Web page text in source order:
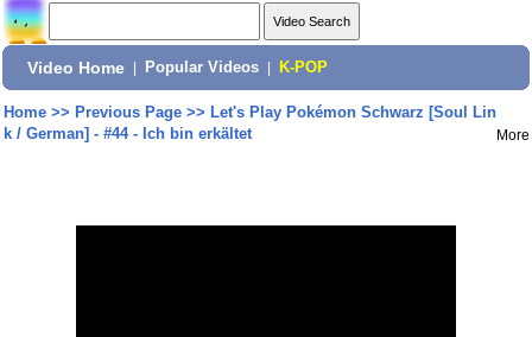
Video Home Popular Videos K-POP
Home>> Previous Page>> Let's Play Pokémon Schwarz [Soul Lin
k / German] - #44 - Ich bin erkältet
More